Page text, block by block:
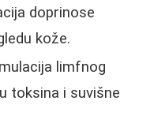
doprinose
kože.
limfnog
toksina i suvišne